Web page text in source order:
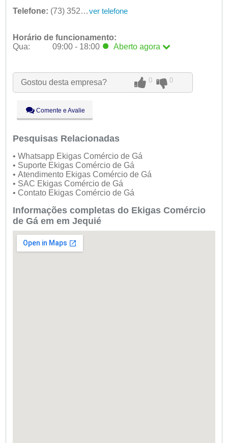
Telefone: (73) 3525-0000 ver telefone
Horário de funcionamento:
Qua:
09:00 - 18:00 Aberto agora
Qua:
09:00 - 18:00 Aberto
agora
Qui:
09:00 - 18:00
Sáb:
Dom:
Fechado
Gostou desta empresa? 0 0
Comente e Avalie
Pesquisas Relacionadas
• Whatsapp Ekigas Comércio de Gá
• Suporte Ekigas Comércio de Gá
• Atendimento Ekigas Comércio de Gá
• SAC Ekigas Comércio de Gá
• Contato Ekigas Comércio de Gá
Informações completas do Ekigas Comércio
de Gá em em Jequié